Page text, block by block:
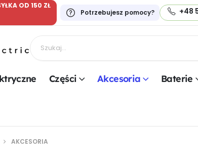
OD 150 ZŁ
Potrzebujesz pomocy?
+48
Części Akcesoria Baterie
AKCESORIA